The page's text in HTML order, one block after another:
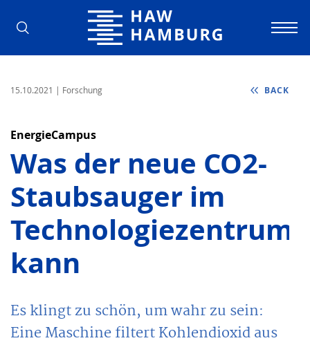
Hamburg University of Applied
15.10.2021 | Forschung BACK
EnergieCampus
Was der neue CO2-
Staubsauger im
Technologiezentrum
kann
Es klingt zu schön, um wahr zu sein:
Eine Maschine filtert Kohlendioxid aus